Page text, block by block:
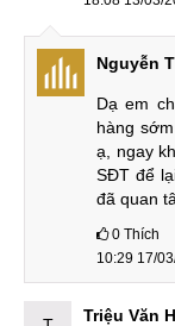
AnTuTu chấm
vẫn cho trải
khả năng cầm
So sánh
Bù lại, OnePlus
Nguyễn
Dạ em
hàng
ạ, ngay
SĐT để
đã quan
0 Thích
10:29 17/
Triệu Văn